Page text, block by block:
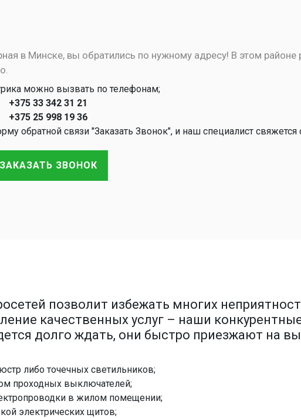
в Минске, вы обратились по нужному адресу! В этом районе
можно вызвать по телефонам;
+375 33 342 31 21
+375 25 998 19 36
обратной связи "Заказать Звонок", и наш специалист свяжется
ЗАКАЗАТЬ ЗВОНОК
позволит избежать многих
качественных услуг – наши
долго ждать, они быстро приезжают на
либо точечных светильников;
проходных выключателей;
в жилом помещении;
электрических щитов;